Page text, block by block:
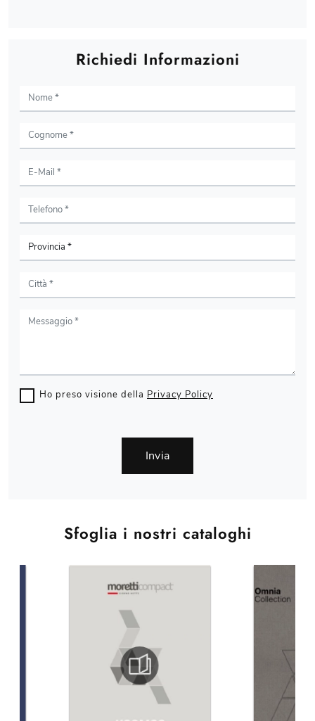
Sfoglia i nostri cataloghi
Richiedi Informazioni
Ho preso visione della Privacy Policy
Invia